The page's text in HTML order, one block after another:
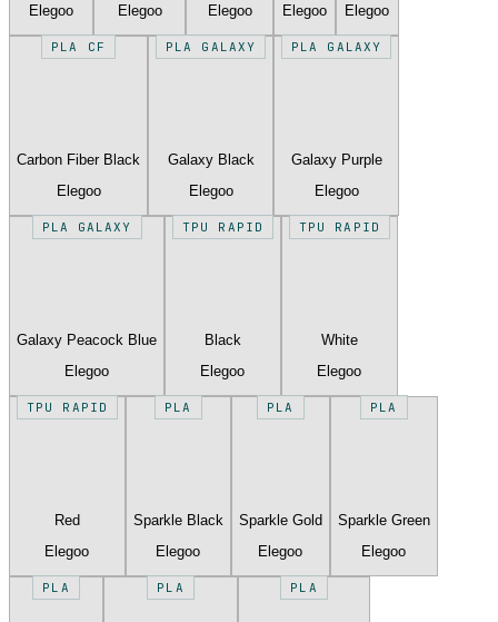
Elegoo
Elegoo
Elegoo
Elegoo
Elegoo
PLA CF
Carbon Fiber Black
Elegoo
PLA GALAXY
Galaxy Black
Elegoo
PLA GALAXY
Galaxy Purple
Elegoo
PLA GALAXY
Galaxy Peacock Blue
Elegoo
TPU RAPID
Black
Elegoo
TPU RAPID
White
Elegoo
TPU RAPID
Red
Elegoo
PLA
Sparkle Black
Elegoo
PLA
Sparkle Gold
Elegoo
PLA
Sparkle Green
Elegoo
PLA PLA PLA